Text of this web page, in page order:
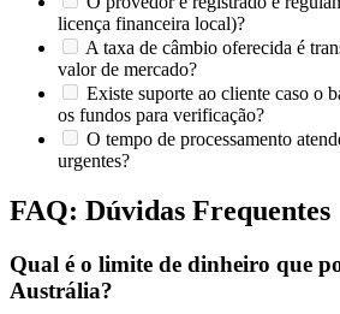
licença financeira local)?
A taxa de câmbio oferecida é
valor de mercado?
Existe suporte ao cliente caso o
os fundos para verificação?
O tempo de processamento
urgentes?
FAQ: Dúvidas Frequentes
Qual é o limite de dinheiro que
Austrália?